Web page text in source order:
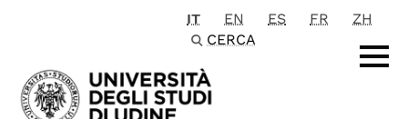
Passa al contenuto principale
IT EN ES FR
ZH
CERCA